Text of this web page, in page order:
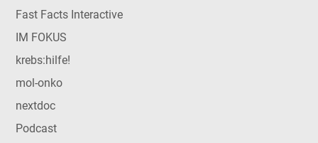
Fast Facts Interactive
IM FOKUS
krebs:hilfe!
mol-onko
nextdoc
Podcast